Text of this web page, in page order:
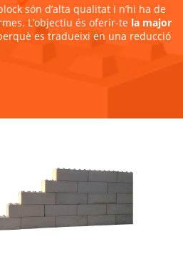
són d’alta qualitat i n’hi ha de
L’objectiu és oferir-te la major
es tradueixi en una reducció